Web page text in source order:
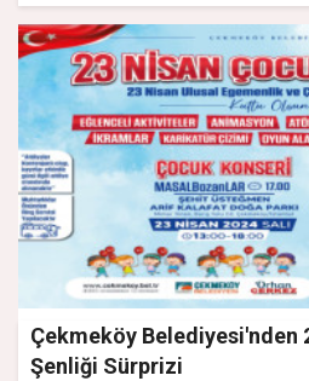
Çekmeköy Belediyesi'nden
Şenliği Sürprizi